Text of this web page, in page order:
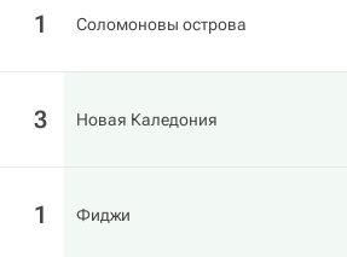
1 Соломоновы острова
3 Новая Каледония
1 Фиджи